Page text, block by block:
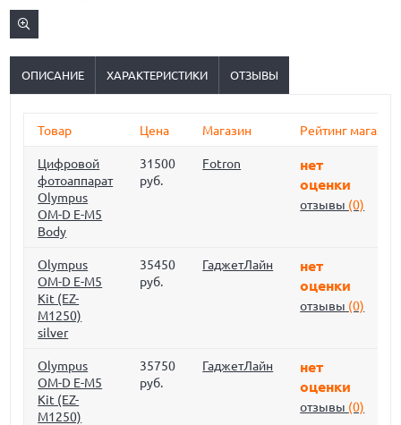
ОПИСАНИЕ ХАРАКТЕРИСТИКИ ОТЗЫВЫ
Товар Цена Магазин Рейтинг
Цифровой
фотоаппарат
Olympus
OM-D E-M5
Body
31500
руб.
Fotron
нет
оценки
отзывы (0)
Olympus
OM-D E-M5
Kit (EZ-
M1250)
silver
35450
руб.
ГаджетЛайн
нет
оценки
отзывы (0)
Olympus
OM-D E-M5
Kit (EZ-
M1250)
35750
руб.
ГаджетЛайн
нет
оценки
отзывы (0)